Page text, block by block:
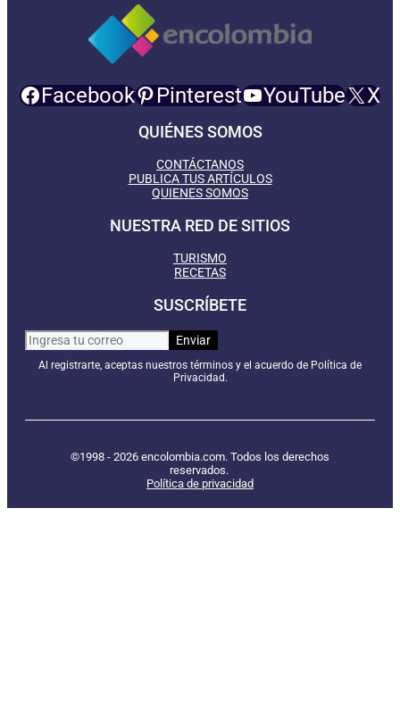
Facebook Pinterest YouTube X
QUIÉNES SOMOS
CONTÁCTANOS
PUBLICA TUS ARTÍCULOS
QUIENES SOMOS
NUESTRA RED DE SITIOS
TURISMO
RECETAS
SUSCRÍBETE
Al registrarte, aceptas nuestros términos y el acuerdo de Política de
Privacidad.
©1998 - 2026 encolombia.com. Todos los derechos
reservados.
Política de privacidad